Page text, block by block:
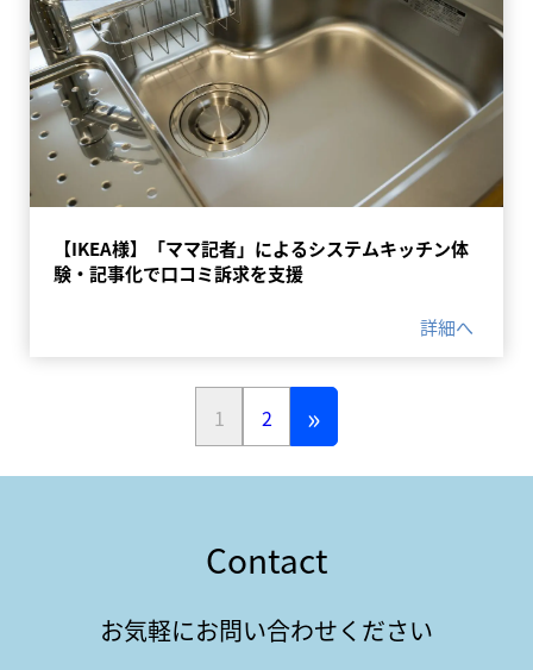
【IKEA様】「ママ記者」によるシステムキッチン体
験・記事化で口コミ訴求を支援
詳細へ
1 2 »
Contact
お気軽にお問い合わせください